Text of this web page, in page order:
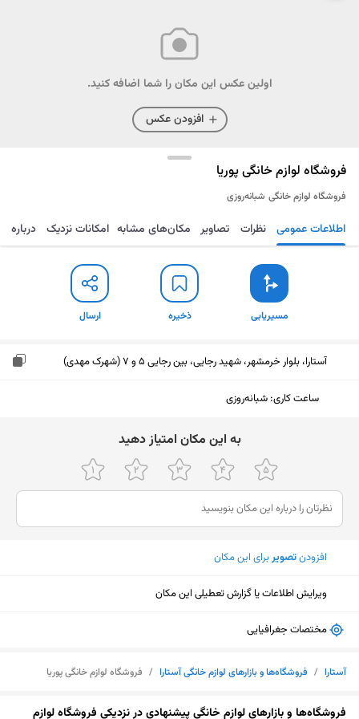
اولین عکس این مکان را شما اضافه کنید.
افزودن عکس
فروشگاه لوازم خانگی پوریا
فروشگاه لوازم خانگی شبانه‌روزی
مسیریابی ذخیره ارسال اطلاعات عمومی نظرات تصاویر مکان‌های مشابه امکانات نزدیک درباره
مسیریابی ذخیره ارسال
آستارا، بلوار خرمشهر، شهید رجایی، بین رجایی 5 و 7 (شهرک مهدی)
ساعت کاری: شبانه‌روزی
ﺑﻪ اﯾﻦ ﻣﮑﺎن اﻣﺘﯿﺎز دﻫﯿﺪ
افزودنتصویربرای این مکان
ویرایش اطلاعات یا گزارش تعطیلی این مکان
مختصات جغرافیایی
آستارا / فروشگاه‌ها و بازار‌های لوازم خانگی آستارا / فروشگاه لوازم خانگی پوریا
فروشگاه‌ها و بازار‌های لوازم خانگی پیشنهادی در نزدیکی فروشگاه لوازم